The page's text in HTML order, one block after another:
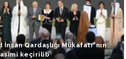
Qardaşlığı Mükafatı”nın
keçirilib